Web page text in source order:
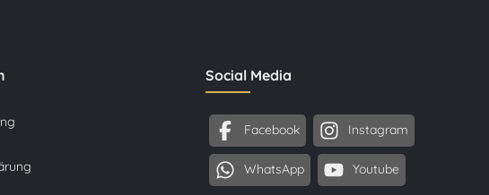
Social Media
Facebook Instagram
WhatsApp Youtube